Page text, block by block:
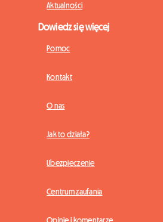
Aktualności
Dowiedz się więcej
Pomoc
Kontakt
O nas
Jak to działa?
Ubezpieczenie
Centrum zaufania
Opinie i komentarze